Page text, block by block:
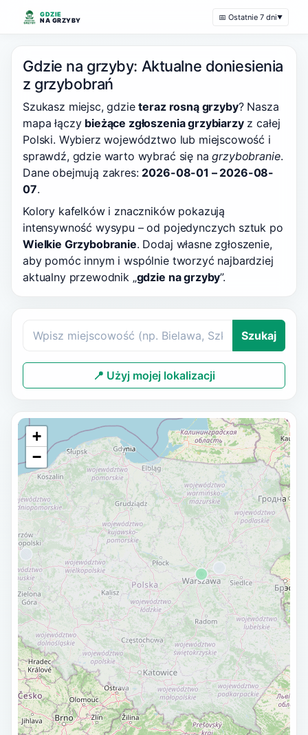
GDZIE
NA GRZYBY
📅 Ostatnie 7 dni▼
Gdzie na grzyby: Aktualne doniesienia
z grzybobrań
Szukasz miejsc, gdzieteraz rosną grzyby? Nasza
mapa łączy bieżące zgłoszenia grzybiarzyz całej
Polski. Wybierz województwo lub miejscowość i
sprawdź, gdzie warto wybrać się nagrzybobranie.
Dane obejmują zakres: 2026-08-01 – 2026-08-
07.
Kolory kafelków i znaczników pokazują
intensywność wysypu – od pojedynczych sztuk po
Wielkie Grzybobranie. Dodaj własne zgłoszenie,
aby pomóc innym i wspólnie tworzyć najbardziej
aktualny przewodnik „gdzie na grzyby”.
Szukaj
📍 Użyj mojej lokalizacji
+
−